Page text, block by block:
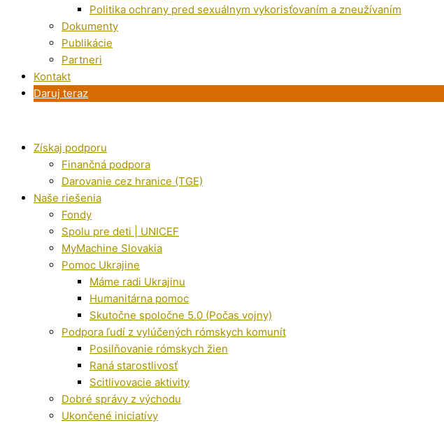
Politika ochrany pred sexuálnym vykorisťovaním a zneužívaním
Dokumenty
Publikácie
Partneri
Kontakt
Daruj teraz
Získaj podporu
Finančná podpora
Darovanie cez hranice (TGE)
Naše riešenia
Fondy
Spolu pre deti | UNICEF
MyMachine Slovakia
Pomoc Ukrajine
Máme radi Ukrajinu
Humanitárna pomoc
Skutočne spoločne 5.0 (Počas vojny)
Podpora ľudí z vylúčených rómskych komunít
Posilňovanie rómskych žien
Raná starostlivosť
Scitlivovacie aktivity
Dobré správy z východu
Ukončené iniciatívy